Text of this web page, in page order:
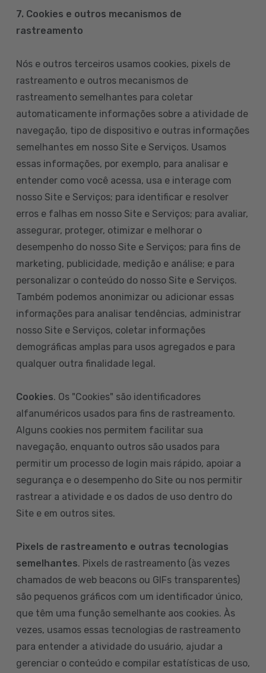
7. Cookies e outros mecanismos de
rastreamento
Nós e outros terceiros usamos cookies, pixels de
rastreamento e outros mecanismos de
rastreamento semelhantes para coletar
automaticamente informações sobre a atividade de
navegação, tipo de dispositivo e outras informações
semelhantes em nosso Site e Serviços. Usamos
essas informações, por exemplo, para analisar e
entender como você acessa, usa e interage com
nosso Site e Serviços; para identificar e resolver
erros e falhas em nosso Site e Serviços; para avaliar,
assegurar, proteger, otimizar e melhorar o
desempenho do nosso Site e Serviços; para fins de
marketing, publicidade, medição e análise; e para
personalizar o conteúdo do nosso Site e Serviços.
Também podemos anonimizar ou adicionar essas
informações para analisar tendências, administrar
nosso Site e Serviços, coletar informações
demográficas amplas para usos agregados e para
qualquer outra finalidade legal.
Cookies. Os "Cookies" são identificadores
alfanuméricos usados para fins de rastreamento.
Alguns cookies nos permitem facilitar sua
navegação, enquanto outros são usados para
permitir um processo de login mais rápido, apoiar a
segurança e o desempenho do Site ou nos permitir
rastrear a atividade e os dados de uso dentro do
Site e em outros sites.
Pixels de rastreamento e outras tecnologias
semelhantes. Pixels de rastreamento (às vezes
chamados de web beacons ou GIFs transparentes)
são pequenos gráficos com um identificador único,
que têm uma função semelhante aos cookies. Às
vezes, usamos essas tecnologias de rastreamento
para entender a atividade do usuário, ajudar a
gerenciar o conteúdo e compilar estatísticas de uso,